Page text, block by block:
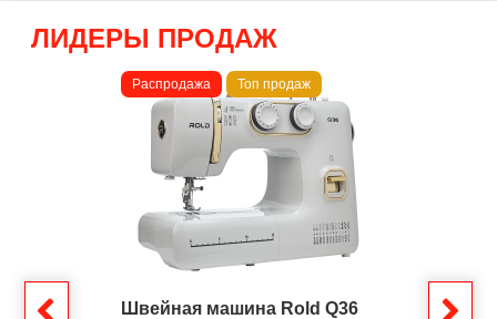
ЛИДЕРЫ ПРОДАЖ
Распродажа Топ продаж
Швейная машина Rold Q36